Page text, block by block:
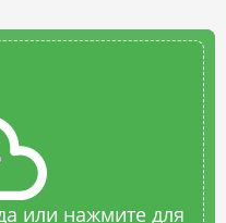
или нажмите для